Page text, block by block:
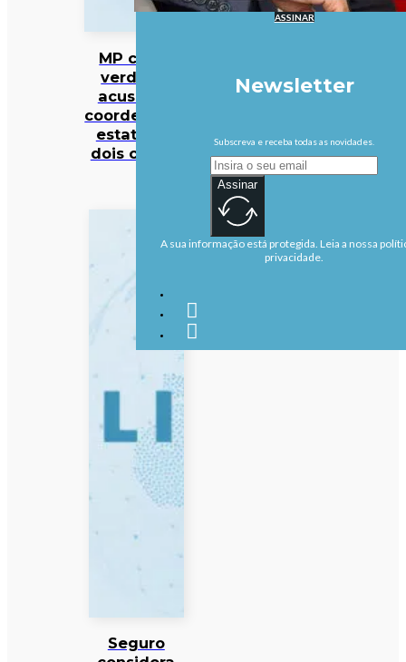
MP cabo-
verdiano
acusa ex-
coordenador
estatal de
dois crimes
Seguro
ASSINAR
Newsletter
Subscreva e receba todas as novidades.
Assinar
A sua informação está protegida. Leia a nossa
privacidade.